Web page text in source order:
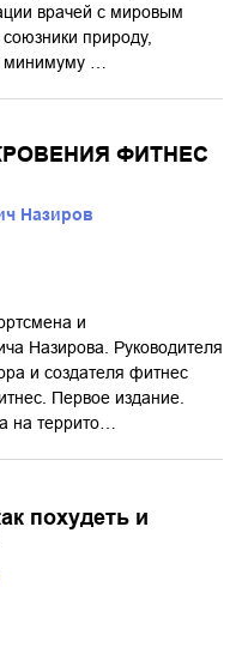
врачей с мировым
природу,
минимуму …
ФИТНЕС
Назиров
и
Назирова. Руководителя
и создателя фитнес
Первое издание.
на террито…
похудеть и